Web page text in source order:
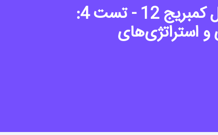
تحلیل ریدینگ آیلتس جنرال کمبریج 12 - تست 4:
استراتژی‌های